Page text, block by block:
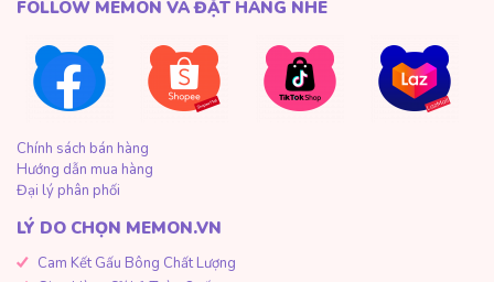
FOLLOW MEMON VÀ ĐẶT HÀNG NHÉ
Chính sách bán hàng
Hướng dẫn mua hàng
Đại lý phân phối
LÝ DO CHỌN MEMON.VN
Cam Kết Gấu Bông Chất Lượng